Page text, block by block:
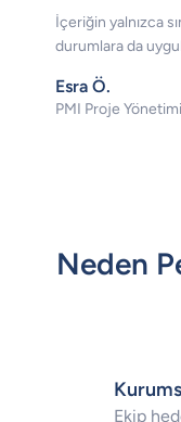
İçeriğin yalnızca
durumlara da
Esra Ö.
PMI Proje
Neden
Ekip